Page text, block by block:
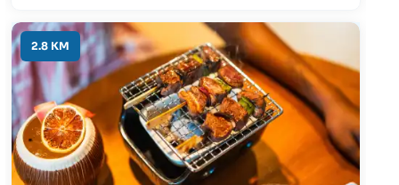
Seychellen-Leben aufzugreifen.
2.8 KM